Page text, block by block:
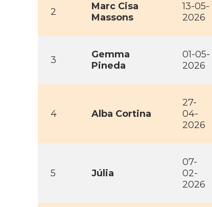
2
Marc Cisa
Massons
13-05-
2026
3
Gemma
Pineda
01-05-
2026
4 Alba Cortina
27-
04-
2026
5 Júlia
07-
02-
2026